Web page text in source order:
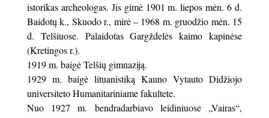
istorikas archeologas. Jis gimė 1901 m. liepos mėn. 6 d.
Baidotų k., Skuodo r., mirė – 1968 m. gruodžio mėn. 15
d. Telšiuose. Palaidotas Gargždelės kaimo kapinėse
(Kretingos r.).
1919 m. baigė Telšių gimnaziją.
1929 m. baigė lituanistiką Kauno Vytauto Didžiojo
universiteto Humanitariniame fakultete.
Nuo 1927 m. bendradarbiavo leidiniuose „Vairas“,